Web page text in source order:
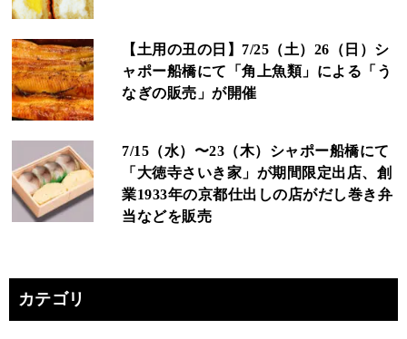
【土用の丑の日】7/25（土）26（日）シ
ャポー船橋にて「角上魚類」による「う
なぎの販売」が開催
7/15（水）〜23（木）シャポー船橋にて
「大徳寺さいき家」が期間限定出店、創
業1933年の京都仕出しの店がだし巻き弁
当などを販売
カテゴリ